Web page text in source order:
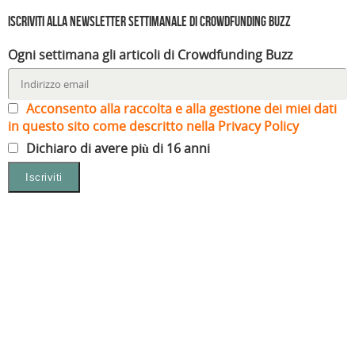
Iscriviti alla Newsletter settimanale di Crowdfunding Buzz
Ogni settimana gli articoli di Crowdfunding Buzz
Acconsento alla raccolta e alla gestione dei miei dati
in questo sito come descritto nella Privacy Policy
Dichiaro di avere più di 16 anni